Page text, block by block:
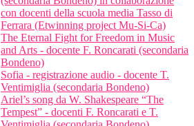
con docenti della scuola media Tasso di
Ferrara (Etwinning project Mu-Si-Ca)
The Eternal Fight for Freedom in Music
and Arts - docente F. Roncarati (secondaria
Bondeno)
Sofia - registrazione audio - docente T.
Ventimiglia (secondaria Bondeno)
Ariel’s song da W. Shakespeare “The
Tempest” - docenti F. Roncarati e T.